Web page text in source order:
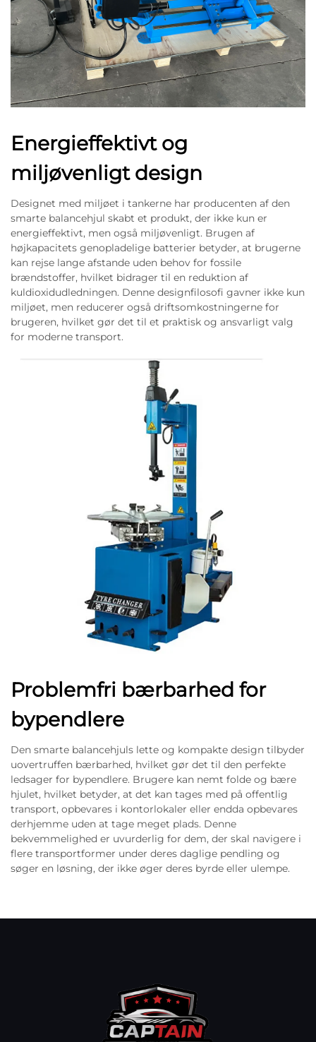
Energieffektivt og
miljøvenligt design
Designet med miljøet i tankerne har producenten af den
smarte balancehjul skabt et produkt, der ikke kun er
energieffektivt, men også miljøvenligt. Brugen af
højkapacitets genopladelige batterier betyder, at brugerne
kan rejse lange afstande uden behov for fossile
brændstoffer, hvilket bidrager til en reduktion af
kuldioxidudledningen. Denne designfilosofi gavner ikke kun
miljøet, men reducerer også driftsomkostningerne for
brugeren, hvilket gør det til et praktisk og ansvarligt valg
for moderne transport.
Problemfri bærbarhed for
bypendlere
Den smarte balancehjuls lette og kompakte design tilbyder
uovertruffen bærbarhed, hvilket gør det til den perfekte
ledsager for bypendlere. Brugere kan nemt folde og bære
hjulet, hvilket betyder, at det kan tages med på offentlig
transport, opbevares i kontorlokaler eller endda opbevares
derhjemme uden at tage meget plads. Denne
bekvemmelighed er uvurderlig for dem, der skal navigere i
flere transportformer under deres daglige pendling og
søger en løsning, der ikke øger deres byrde eller ulempe.